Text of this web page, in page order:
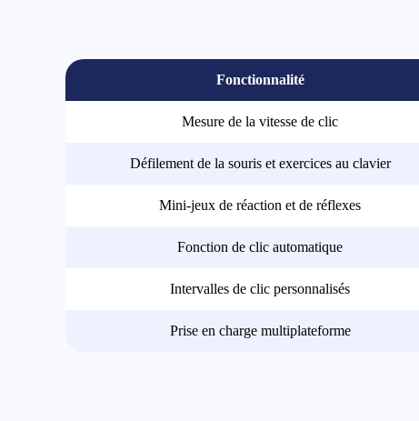
Fonctionnalité
Mesure de la vitesse de clic
Défilement de la souris et exercices au clavier
Mini-jeux de réaction et de réflexes
Fonction de clic automatique
Intervalles de clic personnalisés
Prise en charge multiplateforme